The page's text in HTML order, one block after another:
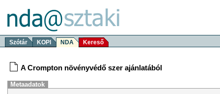
Szótár KOPI NDA Kereső
A Crompton növényvédő szer ajánlatából
Metaadatok